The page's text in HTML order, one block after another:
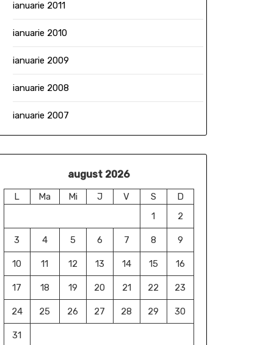
ianuarie 2011
ianuarie 2010
ianuarie 2009
ianuarie 2008
ianuarie 2007
august 2026
L Ma Mi J V S
D
1
2
3 4 5 6 7 8 9
10 11 12 13 14 15 16
17 18 19 20 21 22 23
24 25 26 27 28 29 30
31